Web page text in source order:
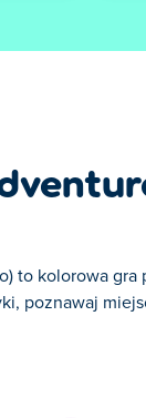
to kolorowa
poznawaj
(Demo)